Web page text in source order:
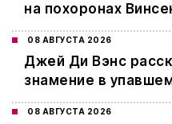
на похоронах
08 АВГУСТА 2026
Джей Ди Вэнс
знамение в
08 АВГУСТА 2026